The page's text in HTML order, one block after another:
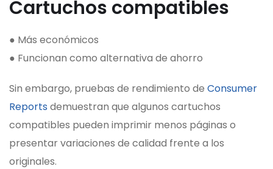
Cartuchos compatibles
● Más económicos
● Funcionan como alternativa de ahorro
Sin embargo, pruebas de rendimiento de Consumer
Reports demuestran que algunos cartuchos
compatibles pueden imprimir menos páginas o
presentar variaciones de calidad frente a los
originales.